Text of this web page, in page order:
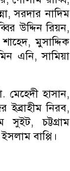
সরদার নাদিম
উদ্দিন রিয়ন,
মুসাদ্দিক
এনি, সামিয়া
হাসান,
নিরব,
সুইট, চট্টগ্রাম
বাপ্পি।